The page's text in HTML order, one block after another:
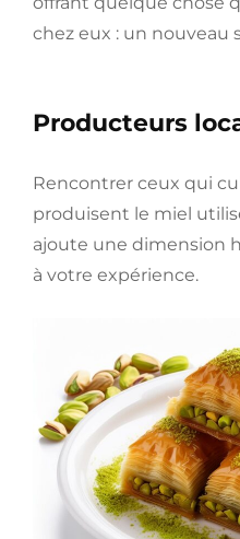
chez eux : un nouveau
Producteurs
Rencontrer ceux qui
produisent le miel
ajoute une dimension
à votre expérience.